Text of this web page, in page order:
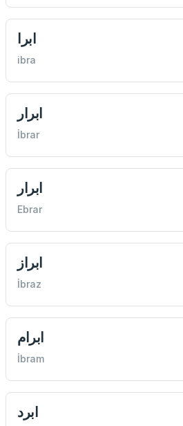
ابرا
ibra
ابرار
İbrar
ابرار
Ebrar
ابراز
İbraz
ابرام
İbram
ابرد